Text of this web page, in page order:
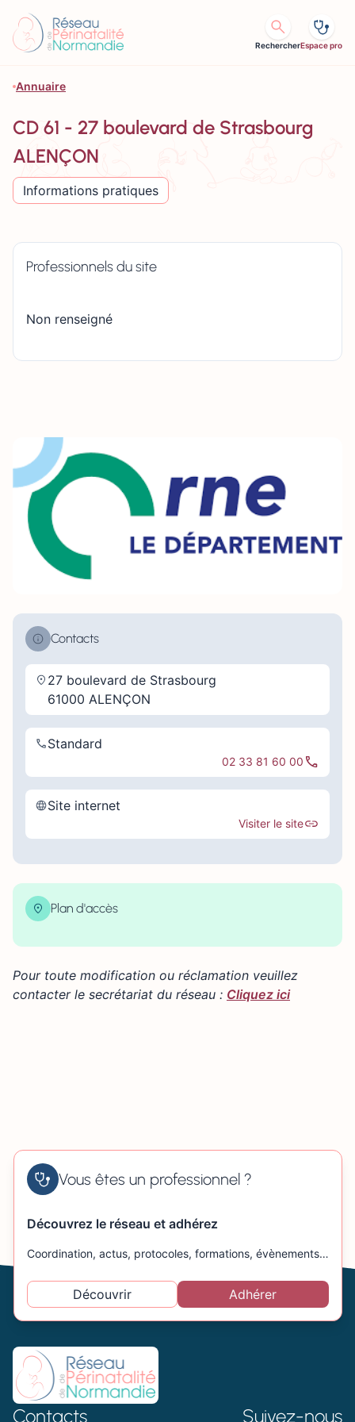
RechercherEspace pro
Annuaire
CD 61 - 27 boulevard de Strasbourg
ALENÇON
Informations pratiques
Professionnels du site
Non renseigné
Contacts
27 boulevard de Strasbourg
61000 ALENÇON
Standard
02 33 81 60 00
Site internet
Visiter le site
Plan d'accès
×
−
Pour toute modification ou réclamation veuillez
contacter le secrétariat du réseau : Cliquez ici
Vous êtes un professionnel ?
Découvrez le réseau et adhérez
Coordination, actus, protocoles, formations, évènements…
Découvrir Adhérer
Contacts Suivez-nous